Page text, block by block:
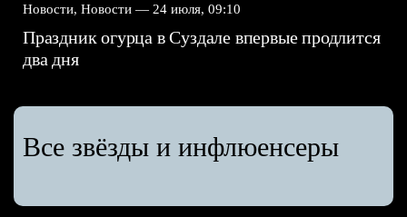
Новости, Новости — 24 июля, 09:10
Праздник огурца в Суздале впервые продлится
два дня
Все звёзды и инфлюенсеры